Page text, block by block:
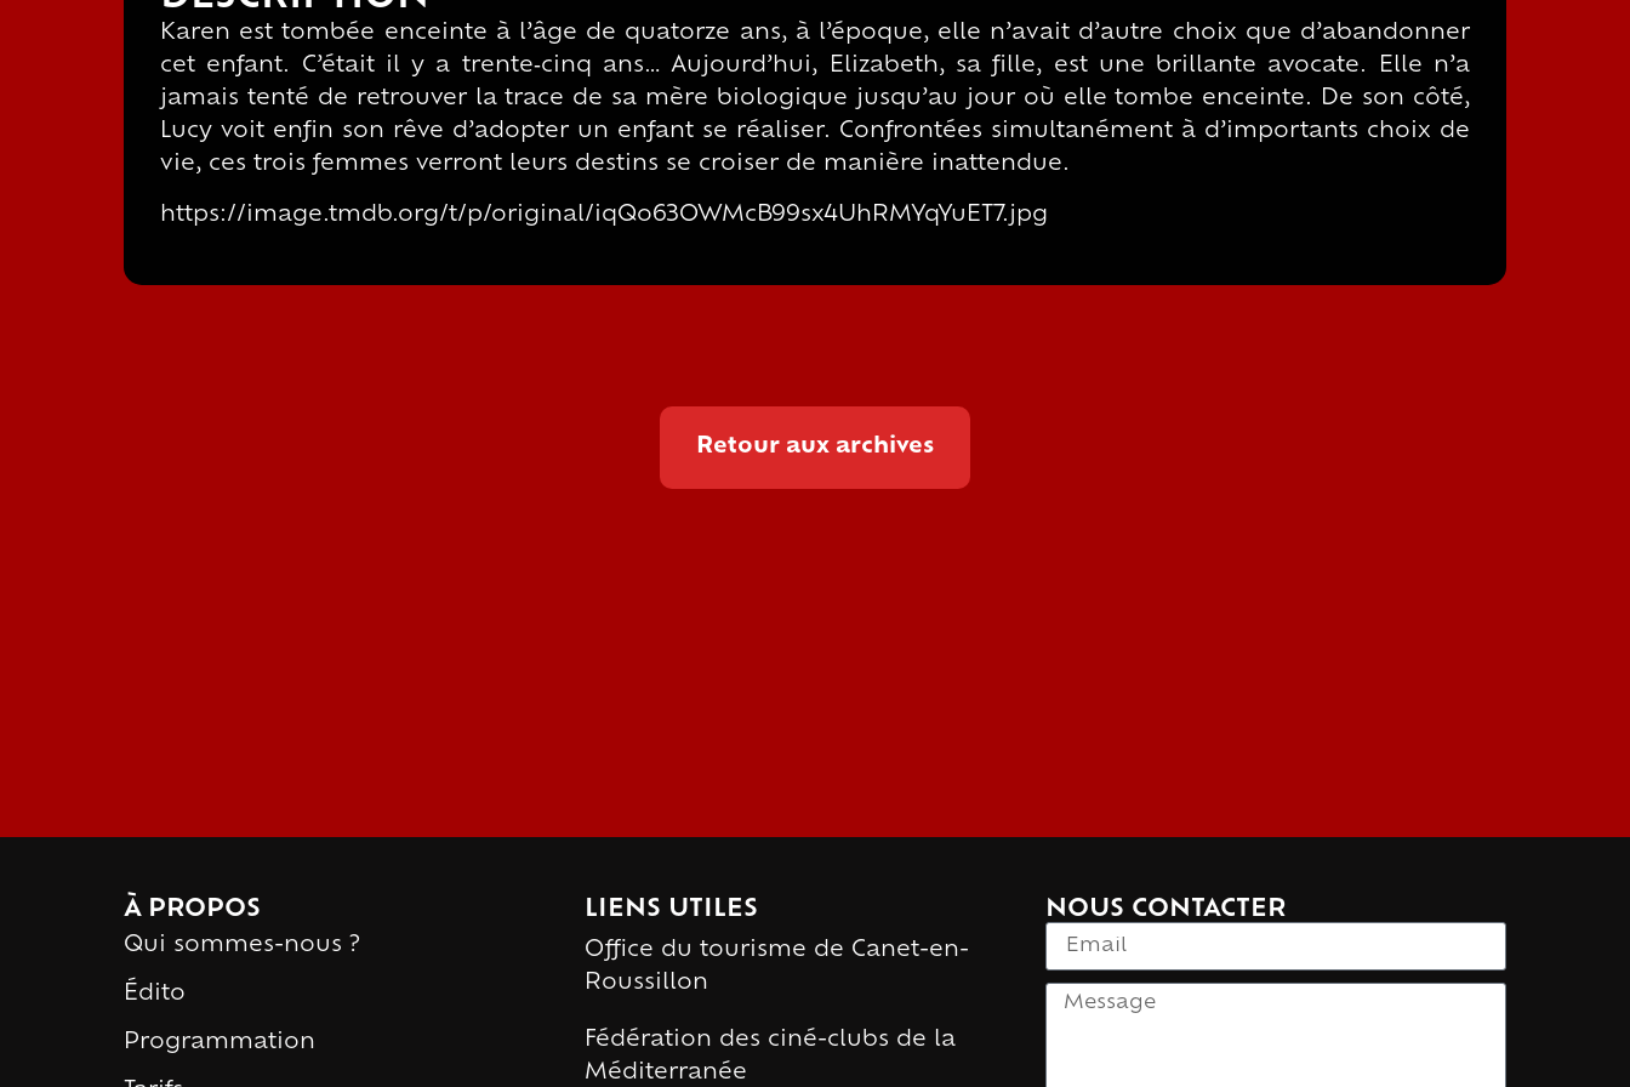
Karen est tombée enceinte à l’âge de quatorze ans, à l’époque, elle n’avait d’autre choix que d’abandonner
cet enfant. C’était il y a trente‐cinq ans… Aujourd’hui, Elizabeth, sa fille, est une brillante avocate. Elle n’a
jamais tenté de retrouver la trace de sa mère biologique jusqu’au jour où elle tombe enceinte. De son côté,
Lucy voit enfin son rêve d’adopter un enfant se réaliser. Confrontées simultanément à d’importants choix de
vie, ces trois femmes verront leurs destins se croiser de manière inattendue.
https://image.tmdb.org/t/p/original/iqQo63OWMcB99sx4UhRMYqYuET7.jpg
Retour aux archives
À PROPOS
Qui sommes-nous ?
Édito
Programmation
LIENS UTILES
Office du tourisme de Canet-en-
Roussillon
Fédération des ciné-clubs de la
Méditerranée
NOUS CONTACTER